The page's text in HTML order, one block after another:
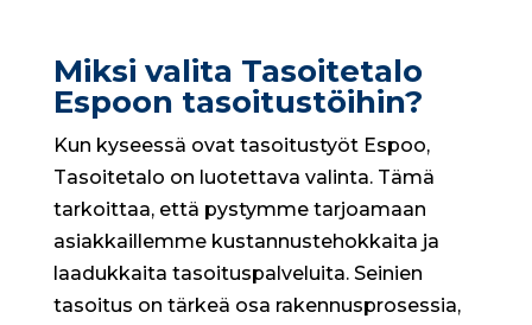
Miksi valita Tasoitetalo
Espoon tasoitustöihin?
Kun kyseessä ovat tasoitustyöt Espoo,
Tasoitetalo on luotettava valinta. Tämä
tarkoittaa, että pystymme tarjoamaan
asiakkaillemme kustannustehokkaita ja
laadukkaita tasoituspalveluita. Seinien
tasoitus on tärkeä osa rakennusprosessia,